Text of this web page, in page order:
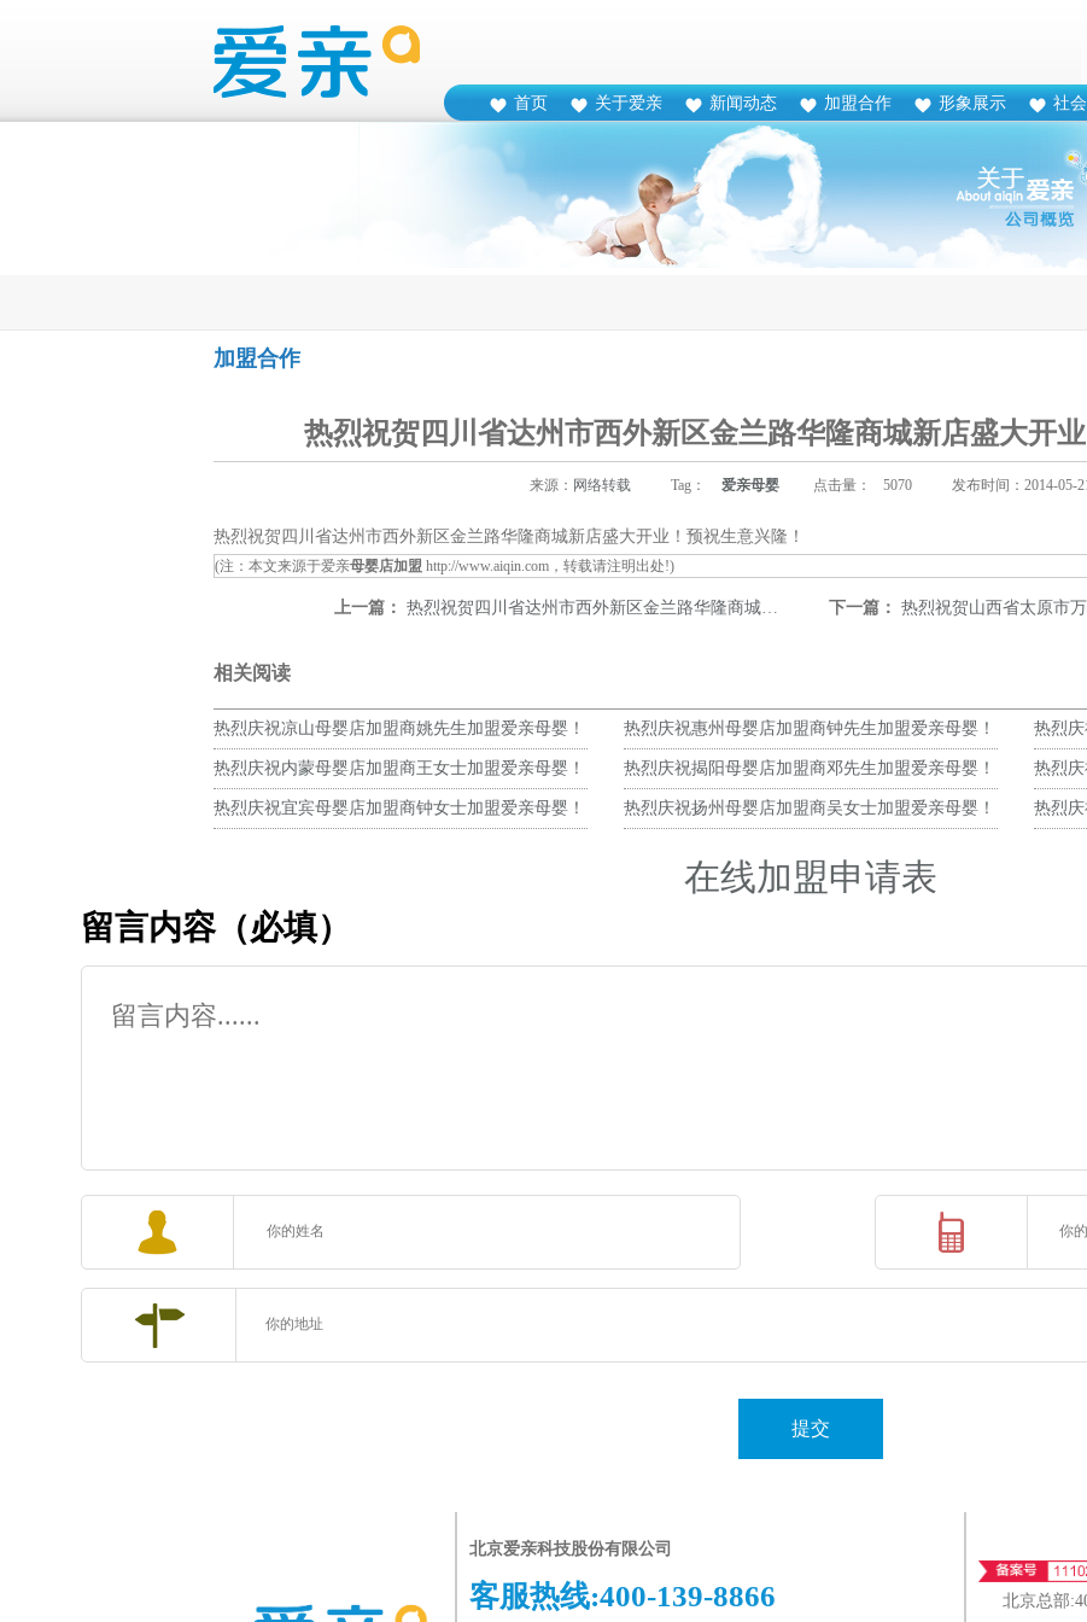
首页 关于爱亲 新闻动态 加盟合作 形象展示 社
加盟合作
热烈祝贺四川省达州市西外新区金兰路华隆商城新店盛大开
来源： 网络转载 Tag： 爱亲母婴 点击量： 5070 发布时间：2014-05-
热烈祝贺四川省达州市西外新区金兰路华隆商城新店盛大开业！预祝生意兴隆！
(注：本文来源于爱亲母婴店加盟 http://www.aiqin.com ，转载请注明出处!)
上一篇： 热烈祝贺四川省达州市西外新区金兰路华隆商城新店盛大开业！预祝生意兴隆！ 下一篇： 热烈祝贺山西省太原市万柏林干峰南路
相关阅读
热烈庆祝凉山母婴店加盟商姚先生加盟爱亲母婴！
预祝生意兴隆！
热烈庆祝惠州母婴店加盟商钟先生加盟爱亲母婴！
预祝生意兴隆！
热烈
预祝
热烈庆祝内蒙母婴店加盟商王女士加盟爱亲母婴！
预祝生意兴隆！
热烈庆祝揭阳母婴店加盟商邓先生加盟爱亲母婴！
预祝生意兴隆！
热烈
预祝
热烈庆祝宜宾母婴店加盟商钟女士加盟爱亲母婴！ 热烈庆祝扬州母婴店加盟商吴女士加盟爱亲母婴！ 热烈
在线加盟申请表
留言内容（必填）
提交
北京爱亲科技股份有限公司
客服热线:400-139-8866 北京总部: